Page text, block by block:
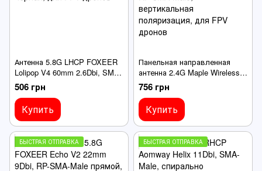
Антенна 5.8G LHCP FOXEER
Lolipop V4 60mm 2.6Dbi, SMA-
Male прямой, черная, для
FPV дронов
506 грн
Купить
Панельная направленная
антенна 2.4G Maple Wireless
9Dbi, RP-SMA-Male,
вертикальная поляризация,
для FPV дронов
756 грн
Купить
БЫСТРАЯ ОТПРАВКА БЫСТРАЯ ОТПРАВКА